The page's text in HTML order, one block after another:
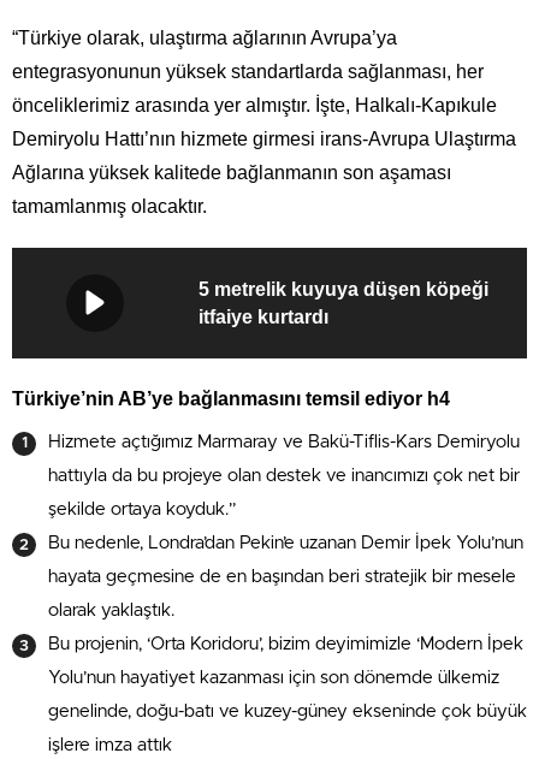
“Türkiye olarak, ulaştırma ağlarının Avrupa’ya
entegrasyonunun yüksek standartlarda sağlanması, her
önceliklerimiz arasında yer almıştır. İşte, Halkalı-Kapıkule
Demiryolu Hattı’nın hizmete girmesi irans-Avrupa Ulaştırma
Ağlarına yüksek kalitede bağlanmanın son aşaması
tamamlanmış olacaktır.
5 metrelik kuyuya düşen köpeği
itfaiye kurtardı
Türkiye’nin AB’ye bağlanmasını temsil ediyor h4
Hizmete açtığımız Marmaray ve Bakü-Tiflis-Kars Demiryolu
hattıyla da bu projeye olan destek ve inancımızı çok net bir
şekilde ortaya koyduk.”
Bu nedenle, Londra’dan Pekin’e uzanan Demir İpek Yolu’nun
hayata geçmesine de en başından beri stratejik bir mesele
olarak yaklaştık.
Bu projenin, ‘Orta Koridoru’, bizim deyimimizle ‘Modern İpek
Yolu’nun hayatiyet kazanması için son dönemde ülkemiz
genelinde, doğu-batı ve kuzey-güney ekseninde çok büyük
işlere imza attık